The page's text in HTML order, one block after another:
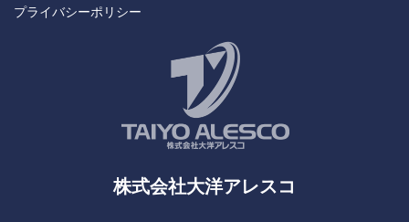
プライバシーポリシー
株式会社大洋アレスコ